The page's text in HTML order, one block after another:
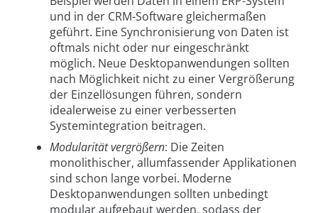
und in der CRM-Software gleichermaßen
geführt. Eine Synchronisierung von Daten ist
oftmals nicht oder nur eingeschränkt
möglich. Neue Desktopanwendungen sollten
nach Möglichkeit nicht zu einer Vergrößerung
der Einzellösungen führen, sondern
idealerweise zu einer verbesserten
Systemintegration beitragen.
Modularität vergrößern: Die Zeiten
monolithischer, allumfassender Applikationen
sind schon lange vorbei. Moderne
Desktopanwendungen sollten unbedingt
modular aufgebaut werden, sodass der